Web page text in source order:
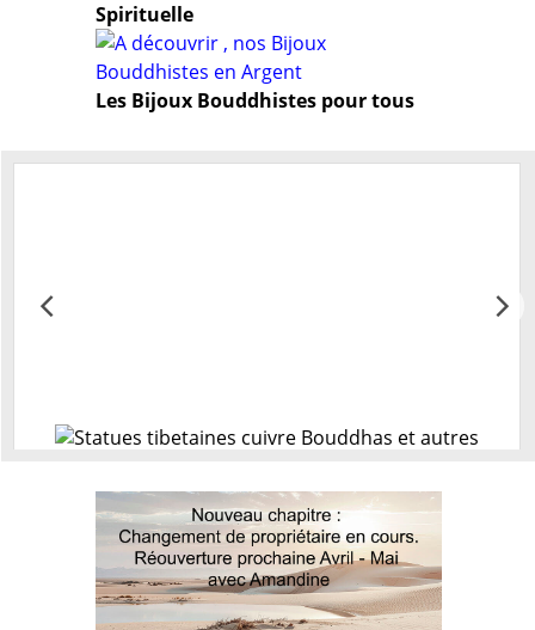
Spirituelle
Les Bijoux Bouddhistes pour tous